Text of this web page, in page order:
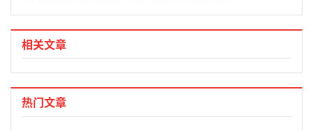
相关文章
热门文章